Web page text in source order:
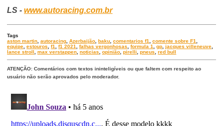
LS -www.autoracing.com.br
Tags
aston martin ,autoracing ,Azerbaijão ,baku ,comentarios f1 ,comente sobre F1
equipe ,estouros ,f1 ,f1 2021 ,falhas vergonhosas ,formula 1 ,gp ,jacques villeneuve
lance stroll
,max verstappen ,noticias ,opinião ,pirelli ,pneus ,red bull
ATENÇÃO: Comentários com textos ininteligíveis ou que faltem com respeito ao
usuário não serão aprovados pelo moderador.